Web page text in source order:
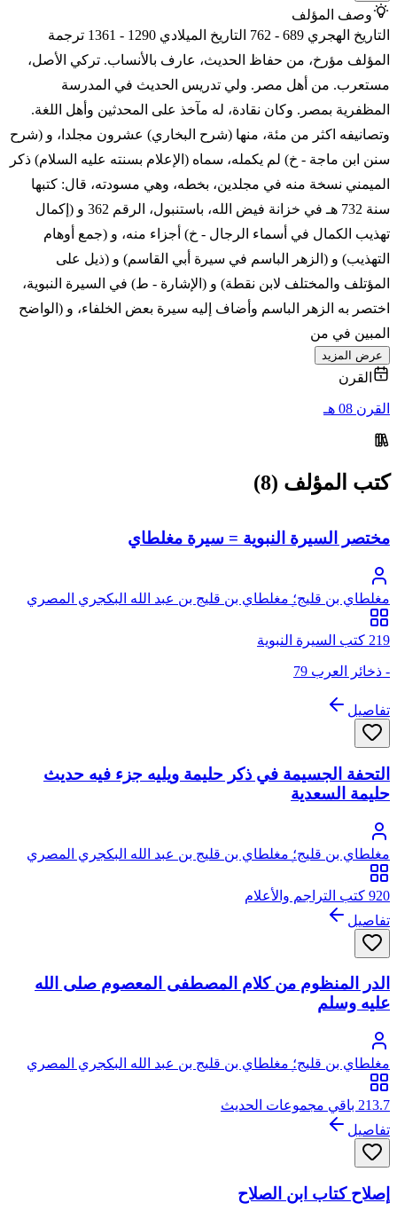
وصف المؤلف
التاريخ الهجري 689 - 762 التاريخ الميلادي 1290 - 1361 ترجمة
المؤلف مؤرخ، من حفاظ الحديث، عارف بالأنساب. تركي الأصل،
مستعرب. من أهل مصر. ولي تدريس الحديث في المدرسة
المظفرية بمصر. وكان نقادة، له مآخذ على المحدثين وأهل اللغة.
وتصانيفه اكثر من مئة، منها (شرح البخاري) عشرون مجلدا، و (شرح
سنن ابن ماجة - خ) لم يكمله، سماه (الإعلام بسنته عليه السلام) ذكر
الميمني نسخة منه في مجلدين، بخطه، وهي مسودته، قال: كتبها
سنة 732 هـ في خزانة فيض الله، باستنبول، الرقم 362 و (إكمال
تهذيب الكمال في أسماء الرجال - خ) أجزاء منه، و (جمع أوهام
التهذيب) و (الزهر الباسم في سيرة أبي القاسم) و (ذيل على
المؤتلف والمختلف لابن نقطة) و (الإشارة - ط) في السيرة النبوية،
اختصر به الزهر الباسم وأضاف إليه سيرة بعض الخلفاء، و (الواضح
المبين في من
عرض المزيد
القرن
القرن 08 هـ
كتب المؤلف (8)
مختصر السيرة النبوية = سيرة مغلطاي
مغلطاي بن قليج؛ مغلطاي بن قليج بن عبد الله البكجري المصري
الحكري الحنفي، أبو عبد الله، علاء الدين
219 كتب السيرة النبوية
- ذخائر العرب 79
تفاصيل
التحفة الجسيمة في ذكر حليمة ويليه جزء فيه حديث
حليمة السعدية
مغلطاي بن قليج؛ مغلطاي بن قليج بن عبد الله البكجري المصري
الحكري الحنفي، أبو عبد الله، علاء الدين
920 كتب التراجم والأعلام
تفاصيل
الدر المنظوم من كلام المصطفى المعصوم صلى الله
عليه وسلم
مغلطاي بن قليج؛ مغلطاي بن قليج بن عبد الله البكجري المصري
الحكري الحنفي، أبو عبد الله، علاء الدين
213.7 باقي مجموعات الحديث
تفاصيل
إصلاح كتاب ابن الصلاح